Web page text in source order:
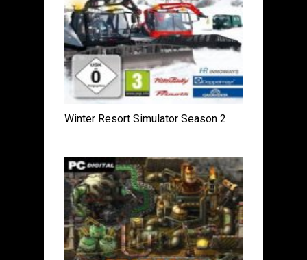
Winter Resort Simulator Season 2